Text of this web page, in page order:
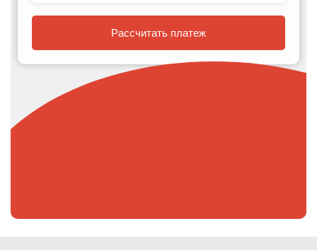
Рассчитать платеж